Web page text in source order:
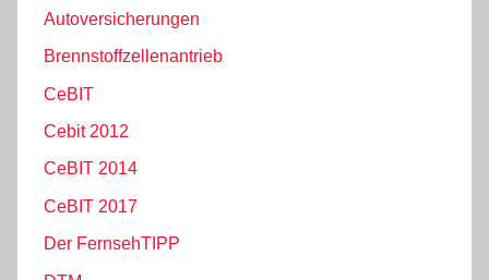
Autoversicherungen
Brennstoffzellenantrieb
CeBIT
Cebit 2012
CeBIT 2014
CeBIT 2017
Der FernsehTIPP